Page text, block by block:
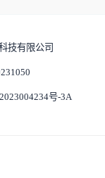
技有限公司
号-3A